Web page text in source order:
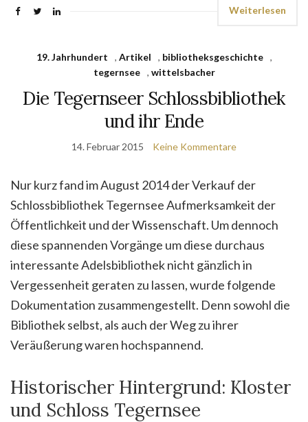
Weiterlesen
19. Jahrhundert , Artikel , bibliotheksgeschichte
,
tegernsee
, wittelsbacher
Die Tegernseer Schlossbibliothek
und ihr Ende
14. Februar 2015 Keine Kommentare
Nur kurz fand im August 2014 der Verkauf der
Schlossbibliothek Tegernsee Aufmerksamkeit der
Öffentlichkeit und der Wissenschaft. Um dennoch
diese spannenden Vorgänge um diese durchaus
interessante Adelsbibliothek nicht gänzlich in
Vergessenheit geraten zu lassen, wurde folgende
Dokumentation zusammengestellt. Denn sowohl die
Bibliothek selbst, als auch der Weg zu ihrer
Veräußerung waren hochspannend.
Historischer Hintergrund: Kloster
und Schloss Tegernsee